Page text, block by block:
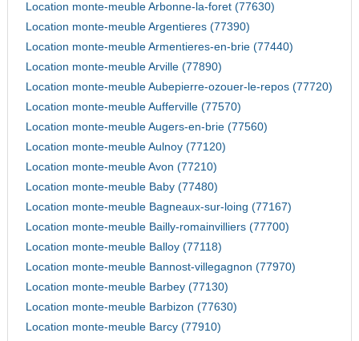
Location monte-meuble Arbonne-la-foret (77630)
Location monte-meuble Argentieres (77390)
Location monte-meuble Armentieres-en-brie (77440)
Location monte-meuble Arville (77890)
Location monte-meuble Aubepierre-ozouer-le-repos (77720)
Location monte-meuble Aufferville (77570)
Location monte-meuble Augers-en-brie (77560)
Location monte-meuble Aulnoy (77120)
Location monte-meuble Avon (77210)
Location monte-meuble Baby (77480)
Location monte-meuble Bagneaux-sur-loing (77167)
Location monte-meuble Bailly-romainvilliers (77700)
Location monte-meuble Balloy (77118)
Location monte-meuble Bannost-villegagnon (77970)
Location monte-meuble Barbey (77130)
Location monte-meuble Barbizon (77630)
Location monte-meuble Barcy (77910)